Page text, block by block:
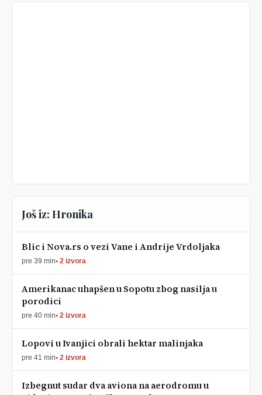
Još iz: Hronika
Blic i Nova.rs o vezi Vane i Andrije Vrdoljaka
pre 39 min• 2 izvora
Amerikanac uhapšen u Sopotu zbog nasilja u
porodici
pre 40 min• 2 izvora
Lopovi u Ivanjici obrali hektar malinjaka
pre 41 min• 2 izvora
Izbegnut sudar dva aviona na aerodromu u